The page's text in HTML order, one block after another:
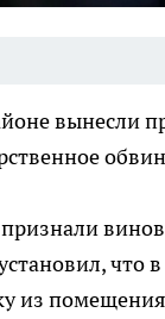
вынесли
что
из